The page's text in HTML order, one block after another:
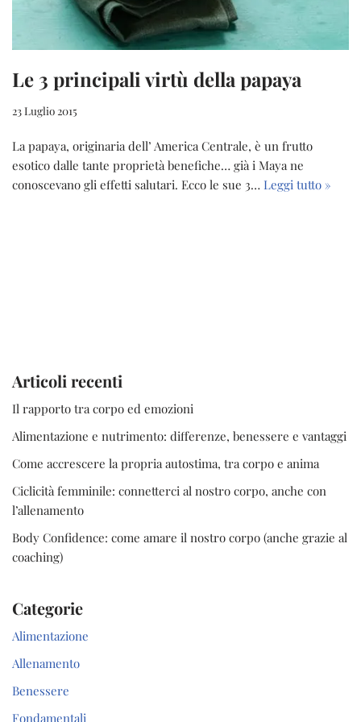
Le 3 principali virtù della papaya
23 Luglio 2015
La papaya, originaria dell’ America Centrale, è un frutto
esotico dalle tante proprietà benefiche… già i Maya ne
conoscevano gli effetti salutari. Ecco le sue 3… Leggi tutto »
Articoli recenti
Il rapporto tra corpo ed emozioni
Alimentazione e nutrimento: differenze, benessere e vantaggi
Come accrescere la propria autostima, tra corpo e anima
Ciclicità femminile: connetterci al nostro corpo, anche con
l’allenamento
Body Confidence: come amare il nostro corpo (anche grazie al
coaching)
Categorie
Alimentazione
Allenamento
Benessere
Fondamentali